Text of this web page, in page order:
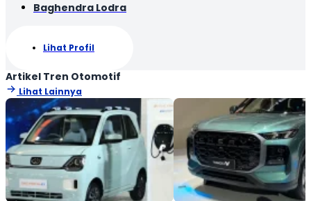
Baghendra Lodra
Lihat Profil
Artikel Tren Otomotif
Lihat Lainnya